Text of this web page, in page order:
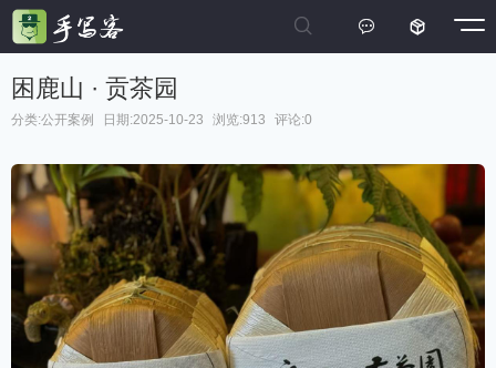
 

困鹿山 · 贡茶园
分类:公开案例 日期:2025-10-23 浏览:913 评论:0